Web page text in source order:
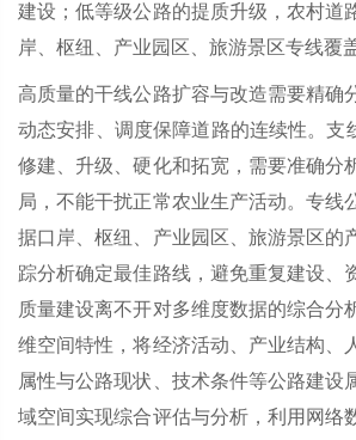
建设；低等级公路的提质升级，农村道
岸、枢纽、产业园区、旅游景区专线覆盖
高质量的干线公路扩容与改造需要精确
动态安排、调度保障道路的连续性。支
修建、升级、硬化和拓宽，需要准确分
局，不能干扰正常农业生产活动。专线
据口岸、枢纽、产业园区、旅游景区的
踪分析确定最佳路线，避免重复建设、
质量建设离不开对多维度数据的综合分
维空间特性，将经济活动、产业结构、
属性与公路现状、技术条件等公路建设
域空间实现综合评估与分析，利用网络